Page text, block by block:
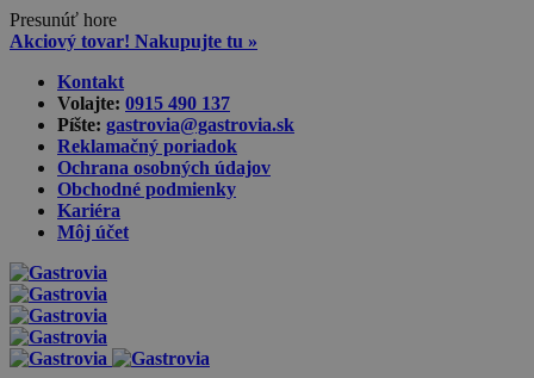
Presunúť hore
Akciový tovar! Nakupujte tu »
content
Kontakt
Volajte: 0915 490 137‬
Píšte: gastrovia@gastrovia.sk‬
Reklamačný poriadok
Ochrana osobných údajov
Obchodné podmienky
Kariéra
Môj účet